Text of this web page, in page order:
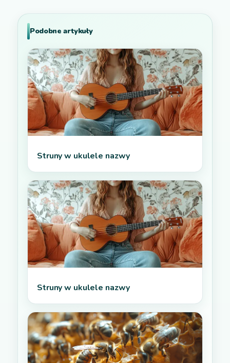
Podobne artykuły
Struny w ukulele nazwy
Struny w ukulele nazwy